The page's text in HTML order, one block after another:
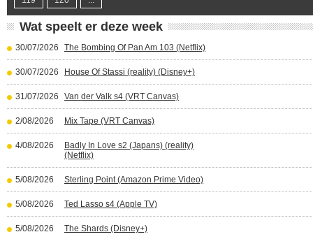
Wat speelt er deze week
30/07/2026 The Bombing Of Pan Am 103 (Netflix)
30/07/2026 House Of Stassi (reality) (Disney+)
31/07/2026 Van der Valk s4 (VRT Canvas)
2/08/2026 Mix Tape (VRT Canvas)
4/08/2026
Badly In Love s2 (Japans) (reality)
(Netflix)
5/08/2026 Sterling Point (Amazon Prime Video)
5/08/2026 Ted Lasso s4 (Apple TV)
5/08/2026 The Shards (Disney+)